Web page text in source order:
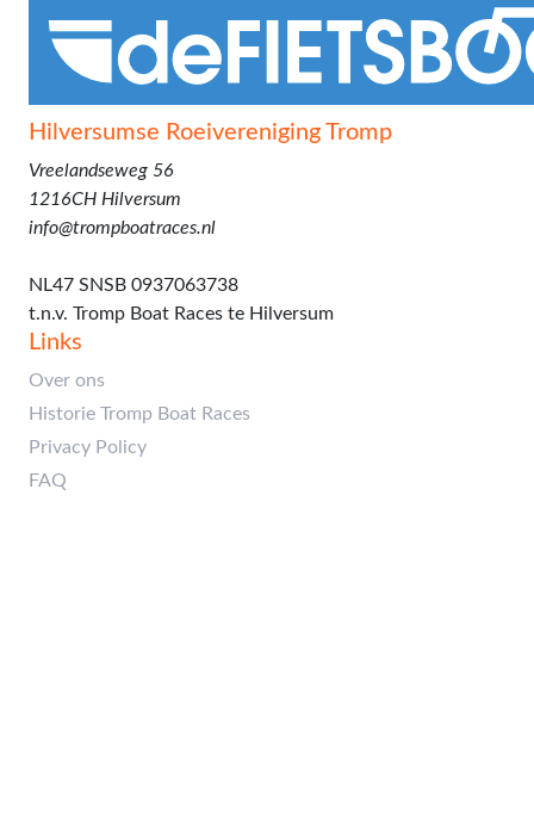
Hilversumse Roeivereniging Tromp
Vreelandseweg 56
1216CH Hilversum
info@trompboatraces.nl
NL47 SNSB 0937063738
t.n.v. Tromp Boat Races te Hilversum
Links
Over ons
Historie Tromp Boat Races
Privacy Policy
FAQ